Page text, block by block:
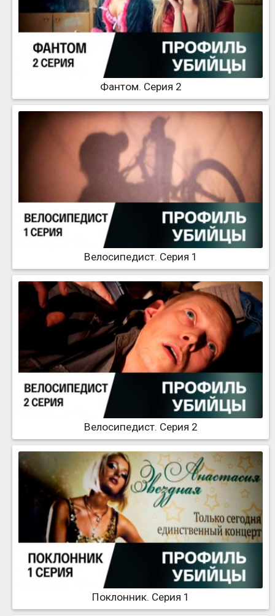
Фантом. Серия 2
Велосипедист. Серия 1
Велосипедист. Серия 2
Поклонник. Серия 1